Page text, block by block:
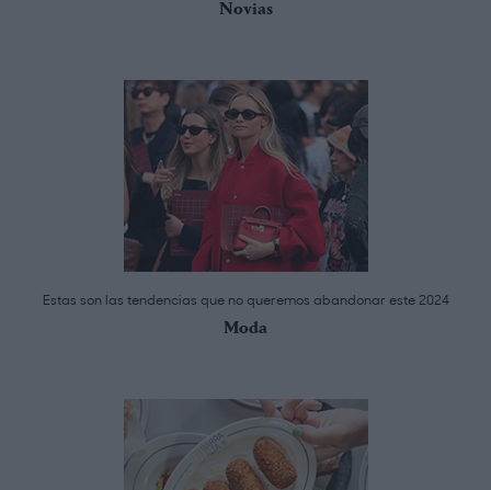
Novias
Estas son las tendencias que no queremos abandonar este 2024
Moda